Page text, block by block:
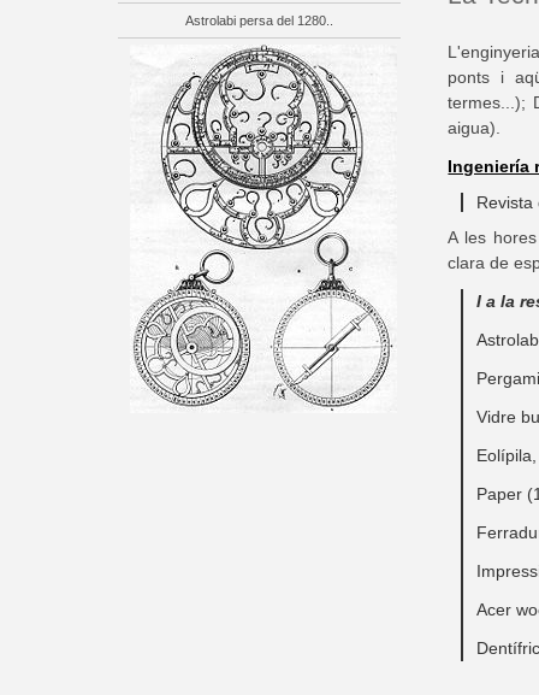
ponts i
termes...);
aigua).
Ingeniería
Revista
A les
clara de
I a la
Vidre
Paper
Acer
Astrolabi persa del 1280.